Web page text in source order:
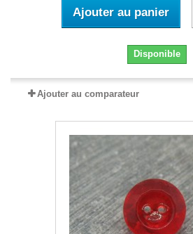
Ajouter au panier
Disponible
Ajouter au comparateur